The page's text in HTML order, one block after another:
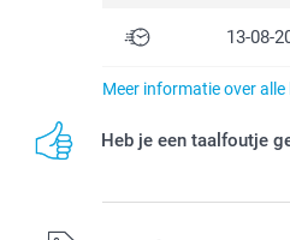
13-08-
Meer informatie over
Heb je een taalfoutje